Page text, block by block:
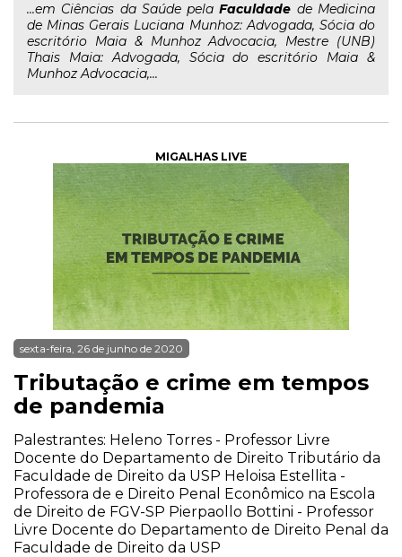
...em Ciências da Saúde pelaFaculdade de Medicina
de Minas Gerais Luciana Munhoz: Advogada, Sócia do
escritório Maia & Munhoz Advocacia, Mestre (UNB)
Thais Maia: Advogada, Sócia do escritório Maia &
Munhoz Advocacia,...
MIGALHAS LIVE
sexta-feira, 26 de junho de 2020
Tributação e crime em tempos
de pandemia
Palestrantes: Heleno Torres - Professor Livre
Docente do Departamento de Direito Tributário da
Faculdade de Direito da USP Heloisa Estellita -
Professora de e Direito Penal Econômico na Escola
de Direito de FGV-SP Pierpaollo Bottini - Professor
Livre Docente do Departamento de Direito Penal da
Faculdade de Direito da USP